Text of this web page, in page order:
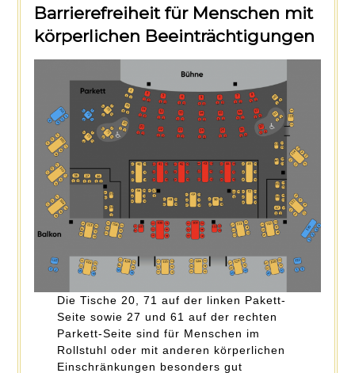
Barrierefreiheit für Menschen mit
körperlichen Beeinträchtigungen
Die Tische 20, 71 auf der linken Pakett-
Seite sowie 27 und 61 auf der rechten
Parkett-Seite sind für Menschen im
Rollstuhl oder mit anderen körperlichen
Einschränkungen besonders gut